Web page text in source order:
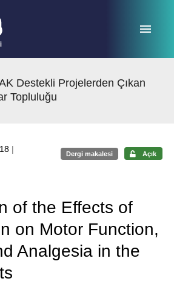
Destekli Projelerden Çıkan
Topluluğu
|
Dergi makalesi Açık
of the Effects of
on Motor Function,
Analgesia in the